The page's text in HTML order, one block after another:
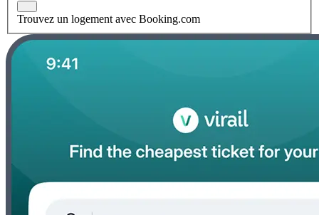
Trouvez un logement avec Booking.com